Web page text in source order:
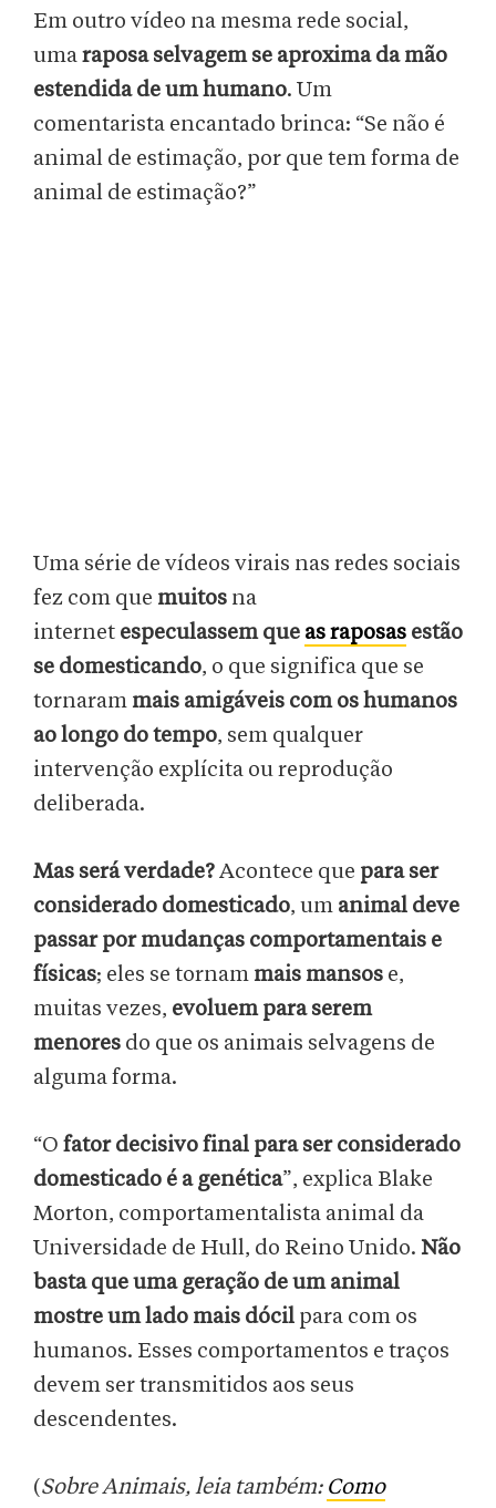
Em outro vídeo na mesma rede social,
umaraposa selvagem se aproxima da mão
estendida de um humano. Um
comentarista encantado brinca: “Se não é
animal de estimação, por que tem forma de
animal de estimação?”
Uma série de vídeos virais nas redes sociais
fez com que muitos na
internet especulassem que as raposas estão
se domesticando, o que significa que se
tornaram mais amigáveis com os humanos
ao longo do tempo, sem qualquer
intervenção explícita ou reprodução
deliberada.
Mas será verdade?Acontece que para ser
considerado domesticado, um animal deve
passar por mudanças comportamentais e
físicas; eles se tornam mais mansos e,
muitas vezes, evoluem para serem
menores do que os animais selvagens de
alguma forma.
“O fator decisivo final para ser considerado
domesticado é a genética”, explica Blake
Morton, comportamentalista animal da
Universidade de Hull, do Reino Unido. Não
basta que uma geração de um animal
mostre um lado mais dócil para com os
humanos. Esses comportamentos e traços
devem ser transmitidos aos seus
descendentes.
(Sobre Animais, leia também: Como